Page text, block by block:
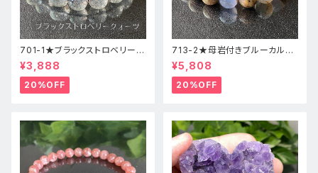
701-1★ブラックストロベリーク
ォーツ【高品質】天然石ブレスレ
ッパワーストーン
¥3,888
20%OFF
713-2★母岩付きブルーカルセ
ドニー【高品質】天然石ブレスレ
ットパワーストーン
¥5,808
20%OFF